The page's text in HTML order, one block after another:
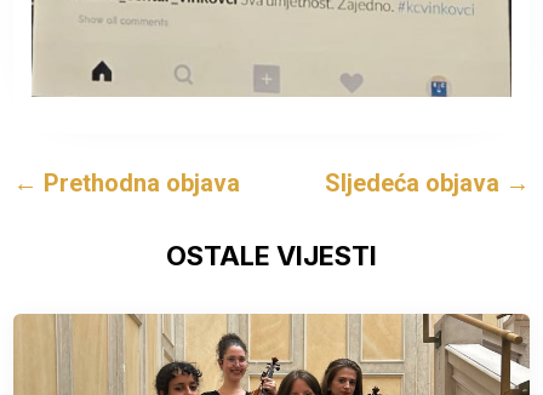
← Prethodna objava Sljedeća objava →
OSTALE VIJESTI